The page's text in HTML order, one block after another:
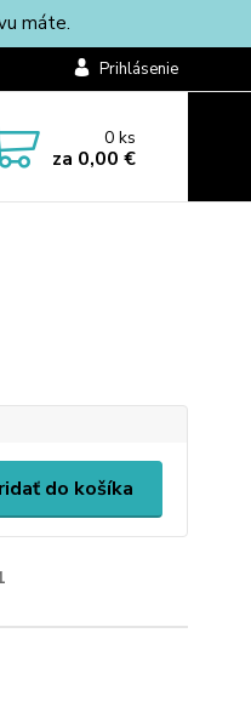
máte.
Prihlásenie
0ks
za 0,00 €
do košíka